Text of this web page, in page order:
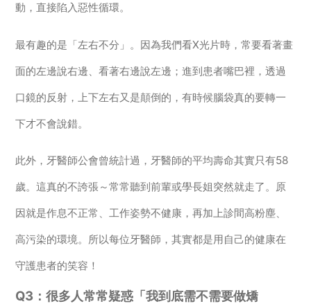
動，直接陷入惡性循環。
最有趣的是「左右不分」。因為我們看X光片時，常要看著畫
面的左邊說右邊、看著右邊說左邊；進到患者嘴巴裡，透過
口鏡的反射，上下左右又是顛倒的，有時候腦袋真的要轉一
下才不會說錯。
此外，牙醫師公會曾統計過，牙醫師的平均壽命其實只有58
歲。這真的不誇張～常常聽到前輩或學長姐突然就走了。原
因就是作息不正常、工作姿勢不健康，再加上診間高粉塵、
高污染的環境。所以每位牙醫師，其實都是用自己的健康在
守護患者的笑容！
Q3：很多人常常疑惑「我到底需不需要做矯